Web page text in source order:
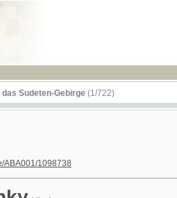
Gebirge(1/722)